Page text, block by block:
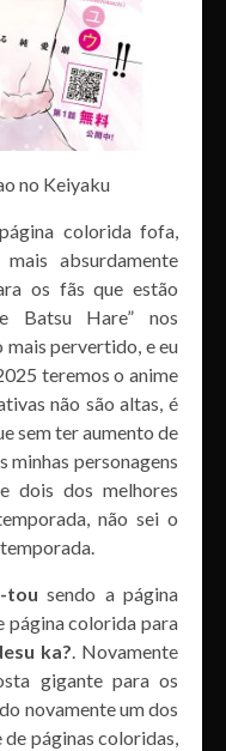
no Keiyaku
colorida fofa,
absurdamente
os fãs que estão
Batsu Hare” nos
pervertido, e eu
teremos o anime
não são altas, é
sem ter aumento de
minhas personagens
dois dos melhores
não sei o
tou sendo a página
página colorida para
ka?. Novamente
gigante para os
novamente um dos
páginas coloridas,